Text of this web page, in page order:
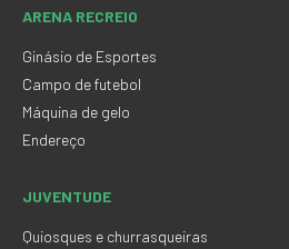
ARENA RECREIO
Ginásio de Esportes
Campo de futebol
Máquina de gelo
Endereço
JUVENTUDE
Quiosques e churrasqueiras